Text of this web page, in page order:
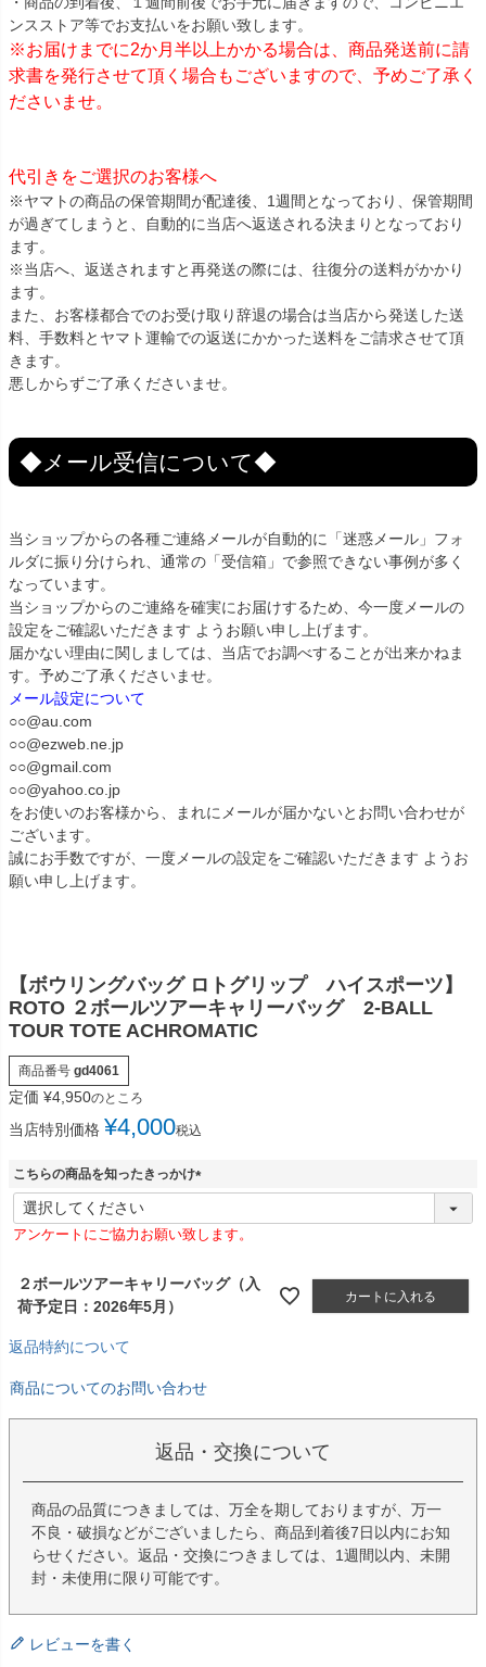
ンスストア等でお支払いをお願い致します。
※お届けまでに2か月半以上かかる場合は、商品発送前に請
求書を発行させて頂く場合もございますので、予めご了承く
ださいませ。
代引きをご選択のお客様へ
※ヤマトの商品の保管期間が配達後、1週間となっており、保管期間
が過ぎてしまうと、自動的に当店へ返送される決まりとなっており
ます。
※当店へ、返送されますと再発送の際には、往復分の送料がかかり
ます。
また、お客様都合でのお受け取り辞退の場合は当店から発送した送
料、手数料とヤマト運輸での返送にかかった送料をご請求させて頂
きます。
悪しからずご了承くださいませ。
◆メール受信について◆
当ショップからの各種ご連絡メールが自動的に「迷惑メール」フォ
ルダに振り分けられ、通常の「受信箱」で参照できない事例が多く
なっています。
当ショップからのご連絡を確実にお届けするため、今一度メールの
設定をご確認いただきます ようお願い申し上げます。
届かない理由に関しましては、当店でお調べすることが出来かねま
す。予めご了承くださいませ。
メール設定について
○○@au.com
○○@ezweb.ne.jp
○○@gmail.com
○○@yahoo.co.jp
をお使いのお客様から、まれにメールが届かないとお問い合わせが
ございます。
誠にお手数ですが、一度メールの設定をご確認いただきます ようお
願い申し上げます。
【ボウリングバッグ ロトグリップ ハイスポーツ】
ROTO ２ボールツアーキャリーバッグ 2-BALL
TOUR TOTE ACHROMATIC
商品番号 gd4061
定価 ¥4,950のところ
当店特別価格 ¥4,000税込
こちらの商品を知ったきっかけ
(
須
アンケートにご協力お願い致します。
２ボールツアーキャリーバッグ（入
荷予定日：2026年5月）
カートに入れる
返品特約について
商品についてのお問い合わせ
返品・交換について
商品の品質につきましては、万全を期しておりますが、万一
不良・破損などがございましたら、商品到着後7日以内にお知
らせください。返品・交換につきましては、1週間以内、未開
封・未使用に限り可能です。
レビューを書く